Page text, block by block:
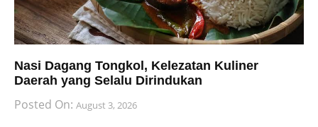
Nasi Dagang Tongkol, Kelezatan Kuliner
Daerah yang Selalu Dirindukan
Posted On: August 3, 2026